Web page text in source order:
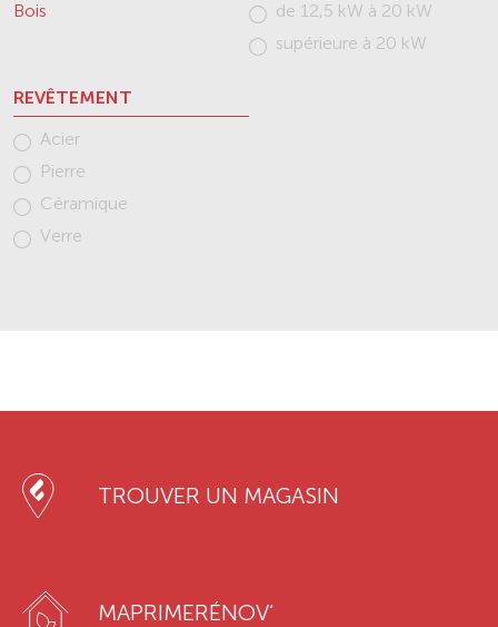
Bois
de 12,5 kW à 20 kW
supérieure à 20 kW
REVÊTEMENT
Acier
Pierre
Céramique
Verre
TROUVER UN MAGASIN
MAPRIMERÉNOV’